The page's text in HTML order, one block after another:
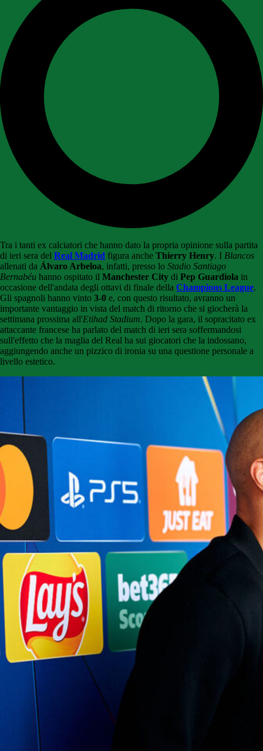
Tra i tanti ex calciatori che hanno dato la propria opinione sulla partita
di ieri sera del Real Madrid figura anche Thierry Henry. I Blancos
allenati da Álvaro Arbeloa, infatti, presso lo Stadio Santiago
Bernabéu hanno ospitato il Manchester City di Pep Guardiola in
occasione dell'andata degli ottavi di finale della Champions League.
Gli spagnoli hanno vinto 3-0 e, con questo risultato, avranno un
importante vantaggio in vista del match di ritorno che si giocherà la
settimana prossima all'Etihad Stadium. Dopo la gara, il sopracitato ex
attaccante francese ha parlato del match di ieri sera soffermandosi
sull'effetto che la maglia del Real ha sui giocatori che la indossano,
aggiungendo anche un pizzico di ironia su una questione personale a
livello estetico.